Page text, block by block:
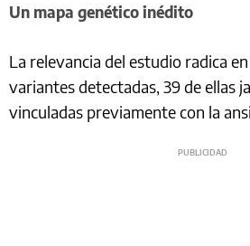
Un mapa genético inédito
La relevancia del estudio radica
variantes detectadas, 39 de ellas
vinculadas previamente con la